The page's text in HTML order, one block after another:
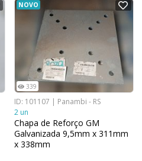
NOVO
339
ID: 101107 | Panambi - RS
2 un
Chapa de Reforço GM
Galvanizada 9,5mm x 311mm
x 338mm